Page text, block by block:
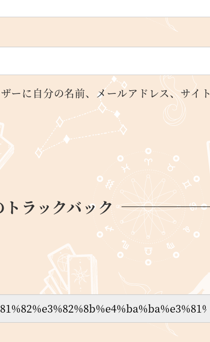
ーに自分の名前、メールアドレス、サイト
ラックバック